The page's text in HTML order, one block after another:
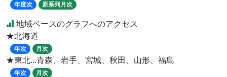
年度次 原系列月次
地域ベースのグラフへのアクセス
★北海道
年次 月次
★東北...青森、岩手、宮城、秋田、山形、福島
年次 月次